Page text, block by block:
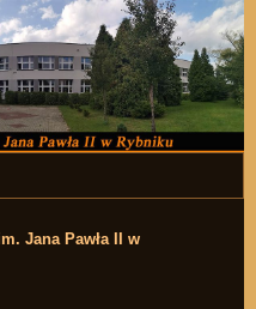
do zawartości
Jana Pawła II w